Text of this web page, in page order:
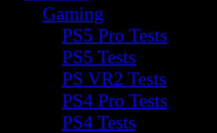
Gaming
PS5 Pro Tests
PS5 Tests
PS VR2 Tests
PS4 Pro Tests
PS4 Tests